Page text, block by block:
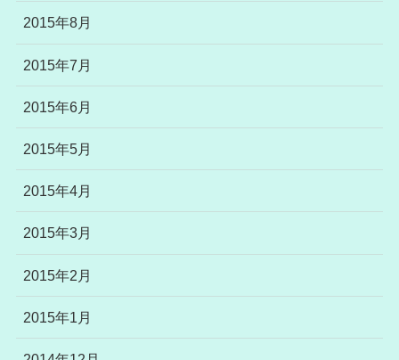
2015年8月
2015年7月
2015年6月
2015年5月
2015年4月
2015年3月
2015年2月
2015年1月